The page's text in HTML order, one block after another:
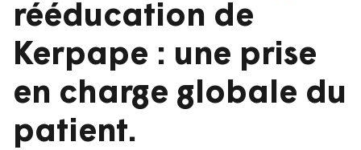
rééducation de
Kerpape : une prise
en charge globale du
patient.